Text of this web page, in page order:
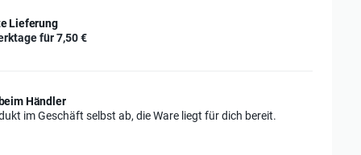
Lieferung
für7,50 €
Händler
im Geschäft selbst ab, die Ware liegt für dich bereit.